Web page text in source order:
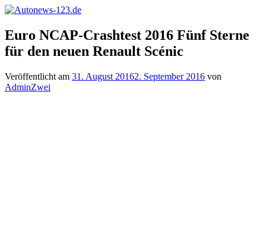
Zum
springen
Autonews-
123.de
Autonews
mit
Charme
Euro NCAP-Crashtest 2016 Fünf Sterne
für den neuen Renault Scénic
Veröffentlicht am 31. August 20162. September 2016 von
AdminZwei